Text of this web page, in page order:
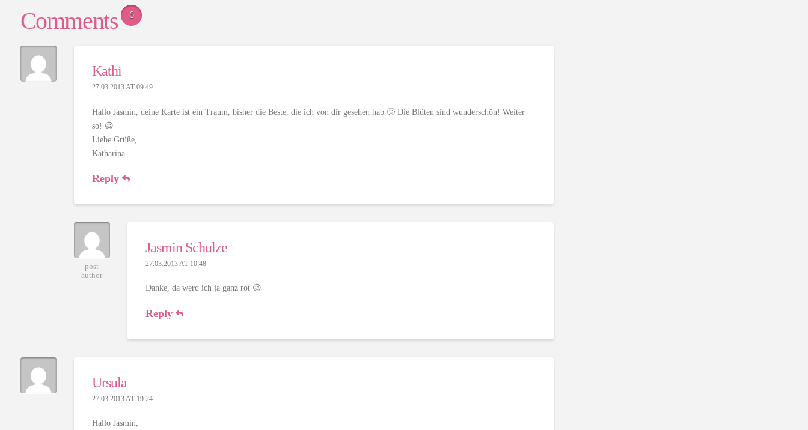
Comments 6
Kathi
27.03.2013 AT 09:49
Hallo Jasmin, deine Karte ist ein Traum, bisher die Beste, die ich von dir gesehen hab 🙂 Die Blüten sind wunderschön! Weiter
so! 😀
Liebe Grüße,
Katharina
Reply
post
author
Jasmin Schulze
27.03.2013 AT 10:48
Danke, da werd ich ja ganz rot 😉
Reply
Ursula
27.03.2013 AT 19:24
Hallo Jasmin,